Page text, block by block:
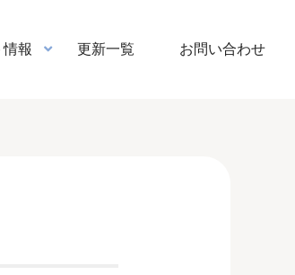
報 更新一覧 お問い合わせ